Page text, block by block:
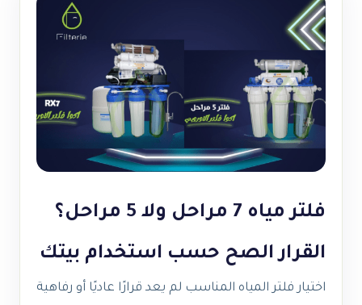
فلتر مياه 7 مراحل ولا 5 مراحل؟
القرار الصح حسب استخدام بيتك
اختيار فلتر المياه المناسب لم يعد قرارًا عاديًا أو رفاهية